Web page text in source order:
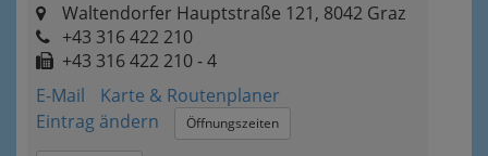
Waltendorfer Hauptstraße 121, 8042 Graz
+43 316 422 210
+43 316 422 210 - 4
E-Mail
Karte & Routenplaner
Eintrag ändern
Öffnungszeiten